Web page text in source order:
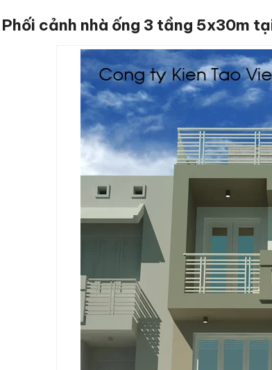
Phối cảnh nhà ống 3 tầng 5x30m